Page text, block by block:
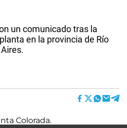
un comunicado tras la
en la provincia de Río